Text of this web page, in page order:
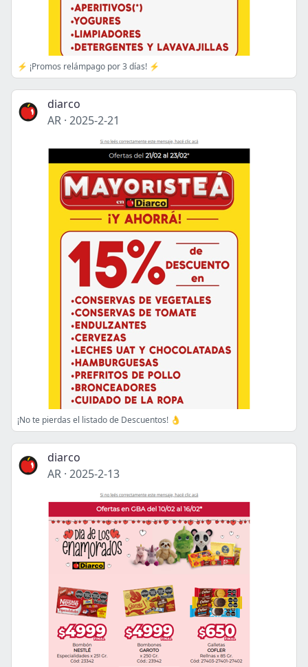
⚡ ¡Promos relámpago por 3 días! ⚡
diarco
AR · 2025-2-21
¡No te pierdas el listado de Descuentos! 👌
diarco
AR · 2025-2-13